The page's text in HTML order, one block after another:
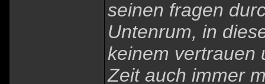
seinen fragen
Untenrum, in
keinem vertrauen
Zeit auch immer